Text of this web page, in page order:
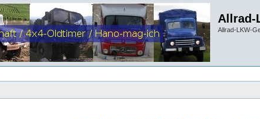
Allrad-
Allrad-LKW-